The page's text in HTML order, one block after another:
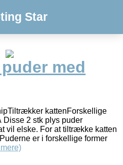
Star
med
kattenForskellige
Disse 2 stk plys puder
vil elske. For at tiltrække katten
er i forskellige former